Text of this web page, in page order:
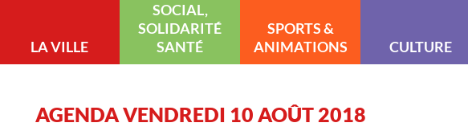
LA VILLE
SOCIAL,
SOLIDARITÉ
SANTÉ
SPORTS &
ANIMATIONS
CULTURE
AGENDA VENDREDI 10 AOÛT 2018